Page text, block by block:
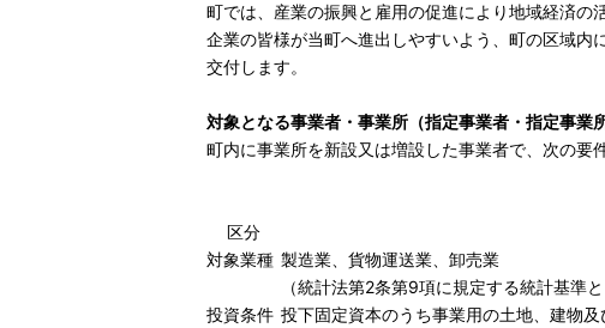
町では、産業の振興と雇用の促進により地域経済の
企業の皆様が当町へ進出しやすいよう、町の区域
交付します。
対象となる事業者・事業所（指定事業者・指定事業所
町内に事業所を新設又は増設した事業者で、次の要
区分
対象業種 製造業、貨物運送業、卸売業
（統計法第2条第9項に規定する統計基準
投資条件 投下固定資本のうち事業用の土地、建物